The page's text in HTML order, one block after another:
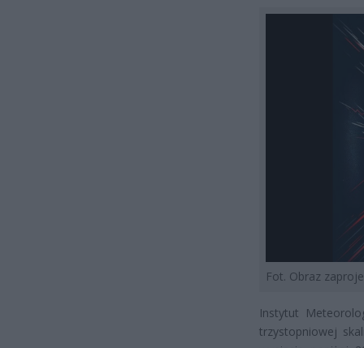
Fot. Obraz
Instytut
trzystopniowej